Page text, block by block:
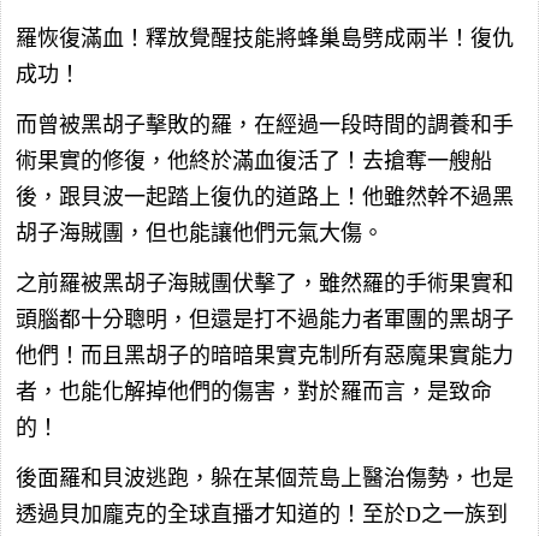
羅恢復滿血！釋放覺醒技能將蜂巢島劈成兩半！復仇
成功！
而曾被黑胡子擊敗的羅，在經過一段時間的調養和手
術果實的修復，他終於滿血復活了！去搶奪一艘船
後，跟貝波一起踏上復仇的道路上！他雖然幹不過黑
胡子海賊團，但也能讓他們元氣大傷。
之前羅被黑胡子海賊團伏擊了，雖然羅的手術果實和
頭腦都十分聰明，但還是打不過能力者軍團的黑胡子
他們！而且黑胡子的暗暗果實克制所有惡魔果實能力
者，也能化解掉他們的傷害，對於羅而言，是致命
的！
後面羅和貝波逃跑，躲在某個荒島上醫治傷勢，也是
透過貝加龐克的全球直播才知道的！至於D之一族到